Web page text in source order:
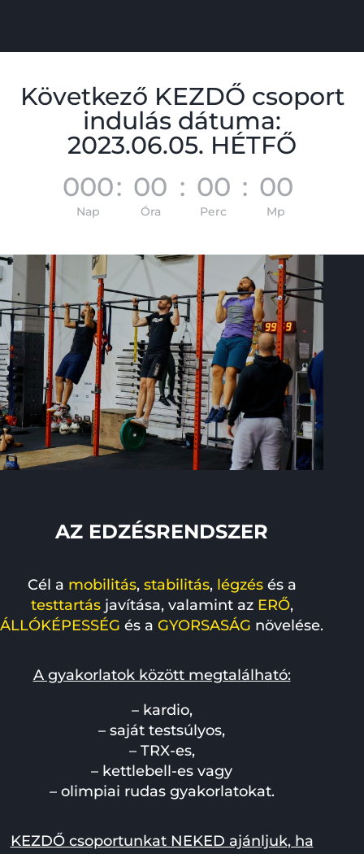
Következő KEZDŐ csoport
indulás dátuma:
2023.06.05. HÉTFŐ
000
Nap
: 00
Óra
: 00
Perc
: 00
Mp
AZ EDZÉSRENDSZER
Cél a mobilitás, stabilitás, légzésés a
testtartásjavítása, valamint az ERŐ,
ÁLLÓKÉPESSÉG és a GYORSASÁG növelése.
A gyakorlatok között megtalálható:
– kardio,
– saját testsúlyos,
– TRX-es,
– kettlebell-es vagy
– olimpiai rudas gyakorlatokat.
KEZDŐ csoportunkat NEKED ajánljuk, ha